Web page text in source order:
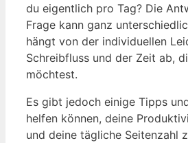
du eigentlich pro Tag? Die
Frage kann ganz
hängt von der individuellen
Schreibfluss und der Zeit ab,
möchtest.
Es gibt jedoch einige Tipps
helfen können, deine
und deine tägliche Seitenzahl